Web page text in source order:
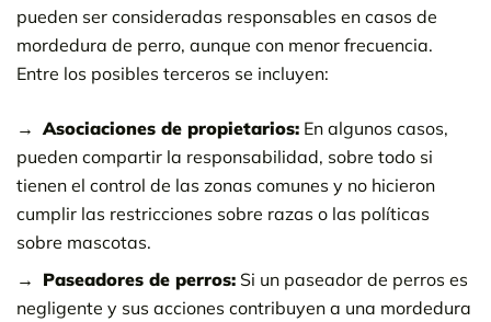
pueden ser consideradas responsables en casos de
mordedura de perro, aunque con menor frecuencia.
Entre los posibles terceros se incluyen:
Asociaciones de propietarios: En algunos casos,
pueden compartir la responsabilidad, sobre todo si
tienen el control de las zonas comunes y no hicieron
cumplir las restricciones sobre razas o las políticas
sobre mascotas.
Paseadores de perros: Si un paseador de perros es
negligente y sus acciones contribuyen a una mordedura